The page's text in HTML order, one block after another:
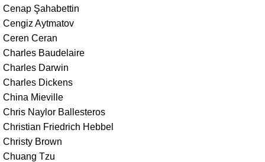
Cenap Şahabettin
Cengiz Aytmatov
Ceren Ceran
Charles Baudelaire
Charles Darwin
Charles Dickens
China Mieville
Chris Naylor Ballesteros
Christian Friedrich Hebbel
Christy Brown
Chuang Tzu